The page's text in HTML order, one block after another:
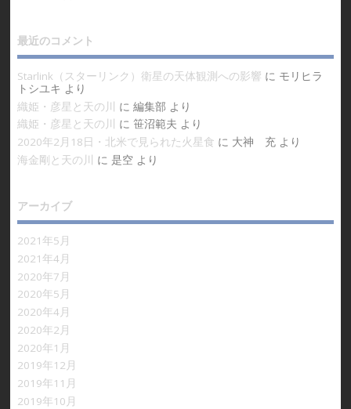
最近のコメント
Starlink（スターリンク）衛星の天体観測への影響 に モリヒラ
トシユキ より
織姫・彦星と天の川
に 編集部 より
織姫・彦星と天の川
に 笹沼範夫 より
2020年2月18日・北米で見られた火星食 に 大神 充より
海金剛と天の川
に 是空より
アーカイブ
2021年5月
2021年4月
2020年7月
2020年5月
2020年4月
2020年2月
2020年1月
2019年12月
2019年11月
2019年10月